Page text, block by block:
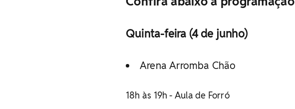
Quinta-feira (4 de junho)
Arena Arromba Chão
18h às 19h - Aula de Forró